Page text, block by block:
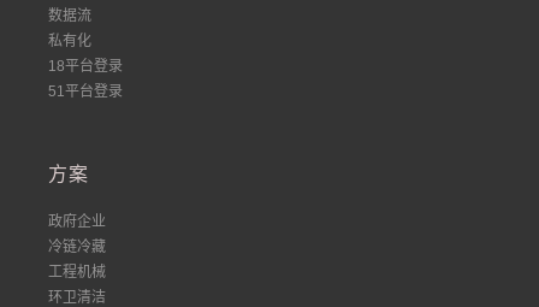
数据流
私有化
18平台登录
51平台登录
方案
政府企业
冷链冷藏
工程机械
环卫清洁